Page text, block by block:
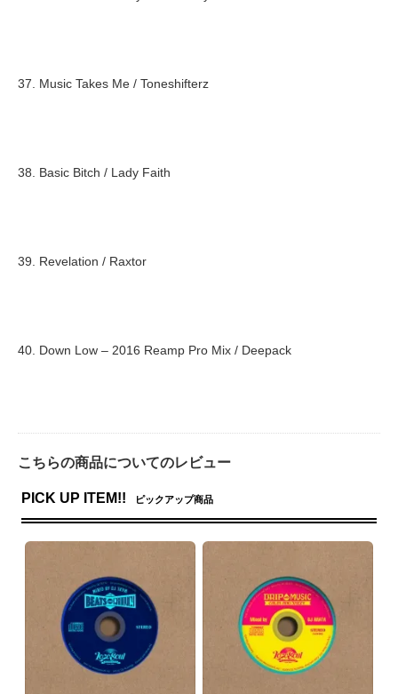
37. Music Takes Me / Toneshifterz
38. Basic Bitch / Lady Faith
39. Revelation / Raxtor
40. Down Low – 2016 Reamp Pro Mix / Deepack
こちらの商品についてのレビュー
PICK UP ITEM!! ピックアップ商品